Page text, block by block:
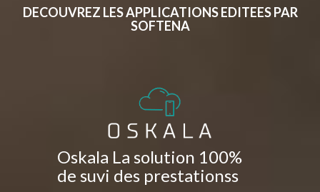
DECOUVREZ LES APPLICATIONS EDITEES PAR
SOFTENA
Oskala La solution 100%
de suvi des prestationss